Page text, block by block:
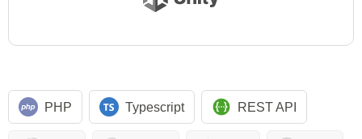
PHP Typescript REST API